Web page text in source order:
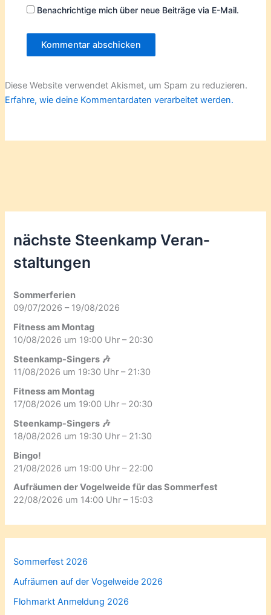
Benachrichtige mich über neue Beiträge via E-Mail.
Diese Website verwendet Akismet, um Spam zu reduzieren.
Erfahre, wie deine Kommentardaten verarbeitet werden.
nächste Steenkamp Veran­
staltungen
Sommerferien
09/07/2026 – 19/08/2026
Fitness am Montag
10/08/2026 um 19:00 Uhr – 20:30
Steenkamp-Singers 🎶
11/08/2026 um 19:30 Uhr – 21:30
Fitness am Montag
17/08/2026 um 19:00 Uhr – 20:30
Steenkamp-Singers 🎶
18/08/2026 um 19:30 Uhr – 21:30
Bingo!
21/08/2026 um 19:00 Uhr – 22:00
Aufräumen der Vogelweide für das Sommerfest
22/08/2026 um 14:00 Uhr – 15:03
Sommerfest 2026
Aufräumen auf der Vogelweide 2026
Flohmarkt Anmeldung 2026